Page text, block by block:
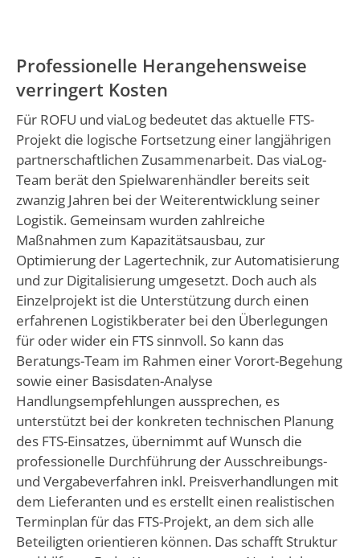
Professionelle Herangehensweise
verringert Kosten
Für ROFU und viaLog bedeutet das aktuelle FTS-
Projekt die logische Fortsetzung einer langjährigen
partnerschaftlichen Zusammenarbeit. Das viaLog-
Team berät den Spielwarenhändler bereits seit
zwanzig Jahren bei der Weiterentwicklung seiner
Logistik. Gemeinsam wurden zahlreiche
Maßnahmen zum Kapazitätsausbau, zur
Optimierung der Lagertechnik, zur Automatisierung
und zur Digitalisierung umgesetzt. Doch auch als
Einzelprojekt ist die Unterstützung durch einen
erfahrenen Logistikberater bei den Überlegungen
für oder wider ein FTS sinnvoll. So kann das
Beratungs-Team im Rahmen einer Vorort-Begehung
sowie einer Basisdaten-Analyse
Handlungsempfehlungen aussprechen, es
unterstützt bei der konkreten technischen Planung
des FTS-Einsatzes, übernimmt auf Wunsch die
professionelle Durchführung der Ausschreibungs-
und Vergabeverfahren inkl. Preisverhandlungen mit
dem Lieferanten und es erstellt einen realistischen
Terminplan für das FTS-Projekt, an dem sich alle
Beteiligten orientieren können. Das schafft Struktur